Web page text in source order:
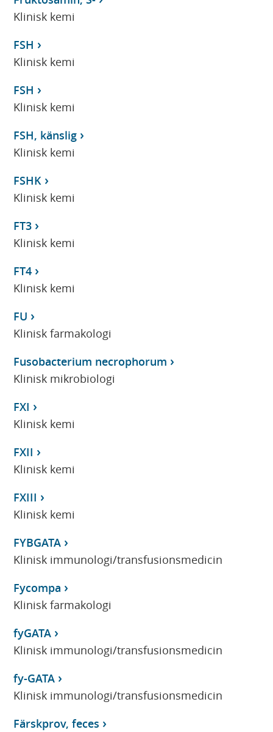
Klinisk kemi
FSH
Klinisk kemi
FSH
Klinisk kemi
FSH, känslig
Klinisk kemi
FSHK
Klinisk kemi
FT3
Klinisk kemi
FT4
Klinisk kemi
FU
Klinisk farmakologi
Fusobacterium necrophorum
Klinisk mikrobiologi
FXI
Klinisk kemi
FXII
Klinisk kemi
FXIII
Klinisk kemi
FYBGATA
Klinisk immunologi/transfusionsmedicin
Fycompa
Klinisk farmakologi
fyGATA
Klinisk immunologi/transfusionsmedicin
fy-GATA
Klinisk immunologi/transfusionsmedicin
Färskprov, feces